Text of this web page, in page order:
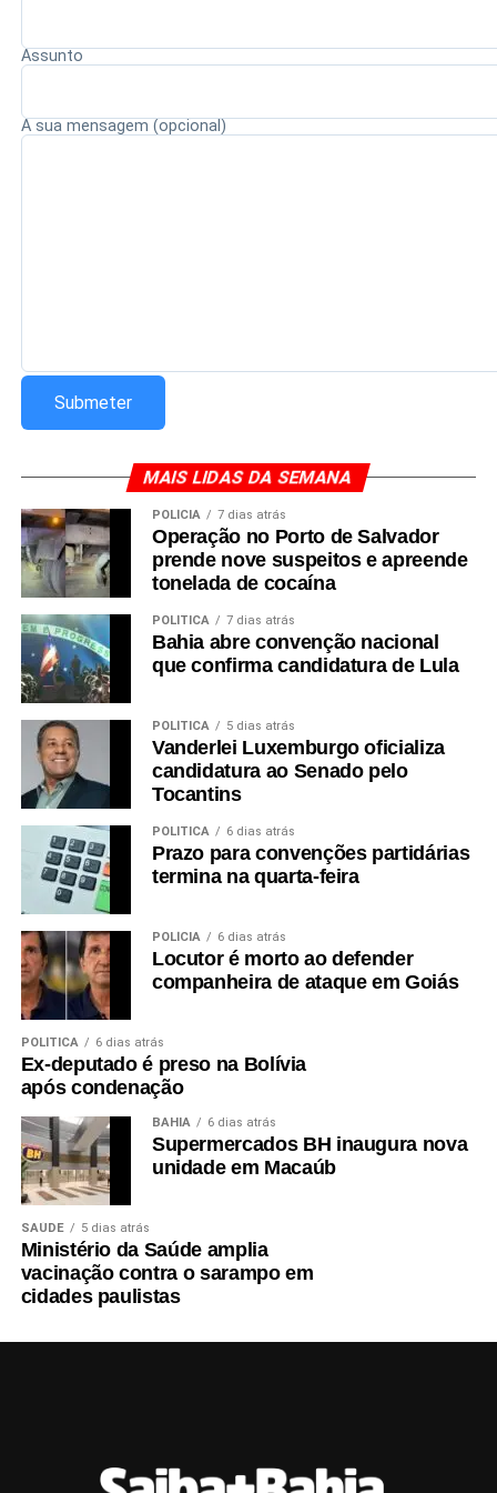
Redação Saiba+
Assunto
A sua mensagem (opcional)
MAIS LIDAS DA SEMANA
POLÍCIA 7 dias atrás
Operação no Porto de Salvador
prende nove suspeitos e apreende
tonelada de cocaína
POLÍTICA 7 dias atrás
Bahia abre convenção nacional
que confirma candidatura de Lula
POLÍTICA 5 dias atrás
Vanderlei Luxemburgo oficializa
candidatura ao Senado pelo
Tocantins
POLÍTICA 6 dias atrás
Prazo para convenções partidárias
termina na quarta-feira
POLÍCIA 6 dias atrás
Locutor é morto ao defender
companheira de ataque em Goiás
POLÍTICA 6 dias atrás
Ex-deputado é preso na Bolívia
após condenação
BAHIA 6 dias atrás
Supermercados BH inaugura nova
unidade em Macaúb
SAÚDE 5 dias atrás
Ministério da Saúde amplia
vacinação contra o sarampo em
cidades paulistas